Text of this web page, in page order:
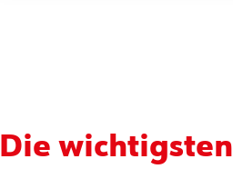
Die wichtigsten